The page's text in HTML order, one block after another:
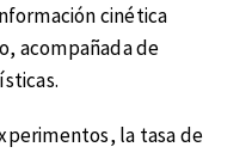
cinética
acompañada de
la tasa de